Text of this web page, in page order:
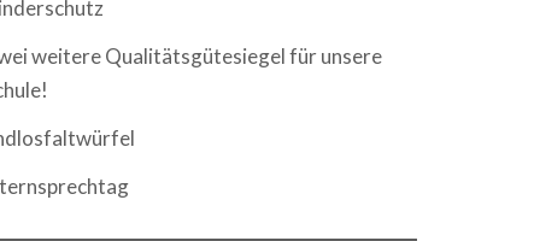
weitere Qualitätsgütesiegel für unsere